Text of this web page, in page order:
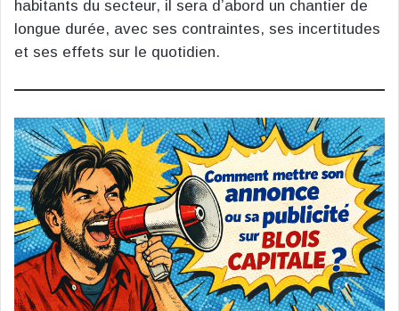
habitants du secteur, il sera d’abord un chantier de
longue durée, avec ses contraintes, ses incertitudes
et ses effets sur le quotidien.